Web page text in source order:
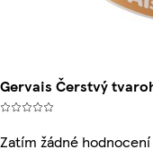
Gervais Čerstvý
Zatím žádné hodnocení